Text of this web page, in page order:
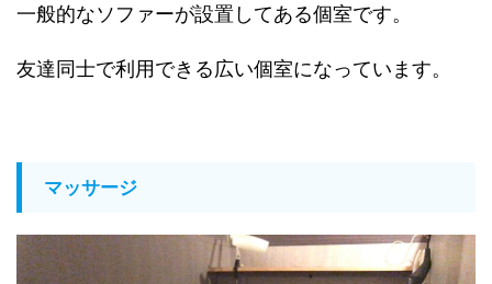
一般的なソファーが設置してある個室です。
友達同士で利用できる広い個室になっています。
マッサージ